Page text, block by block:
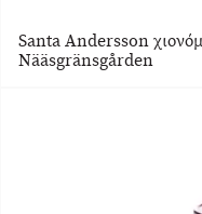
Santa Andersson
Nääsgränsgården